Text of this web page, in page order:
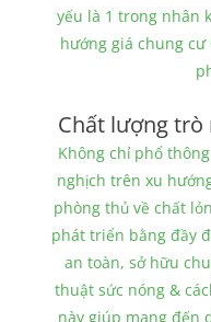
yếu là 1 trong nhân
hướng giá chung
Chất lượng
Không chỉ phổ
nghịch trên xu
phòng thủ về chất
phát triển bằng đầy
an toàn, sở hữu
thuật sức nóng &
này giúp mang đến